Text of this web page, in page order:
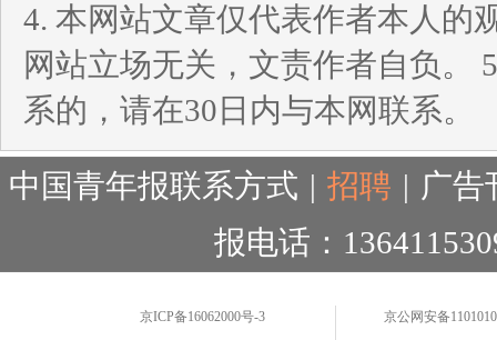
4. 本网站文章仅代表作者本人的
网站立场无关，文责作者自负。
系的，请在30日内与本网联系。
中国青年报联系方式 | 招聘 | 广告
报电话：
京ICP备16062000号-3 京公网安备